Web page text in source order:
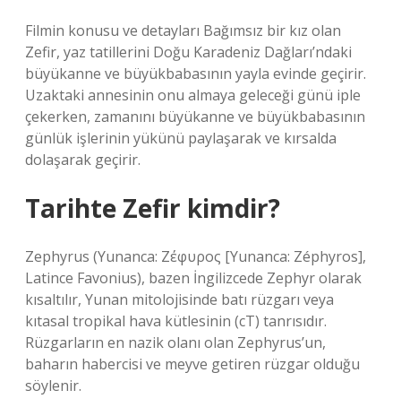
Filmin konusu ve detayları Bağımsız bir kız olan
Zefir, yaz tatillerini Doğu Karadeniz Dağları’ndaki
büyükanne ve büyükbabasının yayla evinde geçirir.
Uzaktaki annesinin onu almaya geleceği günü iple
çekerken, zamanını büyükanne ve büyükbabasının
günlük işlerinin yükünü paylaşarak ve kırsalda
dolaşarak geçirir.
Tarihte Zefir kimdir?
Zephyrus (Yunanca: Ζέφυρος [Yunanca: Zéphyros],
Latince Favonius), bazen İngilizcede Zephyr olarak
kısaltılır, Yunan mitolojisinde batı rüzgarı veya
kıtasal tropikal hava kütlesinin (cT) tanrısıdır.
Rüzgarların en nazik olanı olan Zephyrus’un,
baharın habercisi ve meyve getiren rüzgar olduğu
söylenir.